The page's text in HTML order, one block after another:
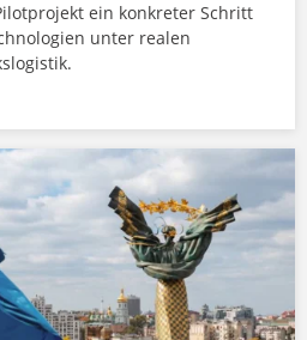
ein konkreter Schritt
unter realen